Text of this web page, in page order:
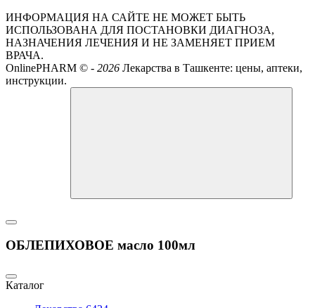
ИНФОРМАЦИЯ НА САЙТЕ НЕ МОЖЕТ БЫТЬ
ИСПОЛЬЗОВАНА ДЛЯ ПОСТАНОВКИ ДИАГНОЗА,
НАЗНАЧЕНИЯ ЛЕЧЕНИЯ И НЕ ЗАМЕНЯЕТ ПРИЕМ
ВРАЧА.
OnlinePHARM © - 2026 Лекарства в Ташкенте: цены, аптеки,
инструкции.
ОБЛЕПИХОВОЕ масло 100мл
Каталог